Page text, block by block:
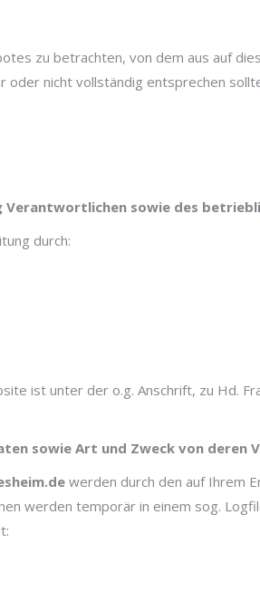
zu betrachten, von dem aus auf
nicht vollständig entsprechen
sowie des
durch:
ist unter der o.g. Anschrift, zu Hd.
sowie Art und Zweck von deren
werden durch den auf Ihrem
werden temporär in einem sog.